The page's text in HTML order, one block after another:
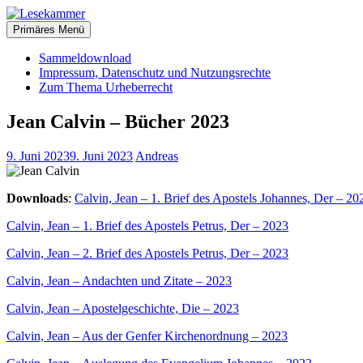
Zum
Inhalt
springen
Lesekammer
christliche Bücher zum kostenlosen Download
Primäres Menü
Sammeldownload
Impressum, Datenschutz und Nutzungsrechte
Zum Thema Urheberrecht
Jean Calvin – Bücher 2023
9. Juni 20239. Juni 2023 Andreas
Downloads: Calvin, Jean – 1. Brief des Apostels Johannes, Der –
Calvin, Jean – 1. Brief des Apostels Petrus, Der – 2023
Calvin, Jean – 2. Brief des Apostels Petrus, Der – 2023
Calvin, Jean – Andachten und Zitate – 2023
Calvin, Jean – Apostelgeschichte, Die – 2023
Calvin, Jean – Aus der Genfer Kirchenordnung – 2023